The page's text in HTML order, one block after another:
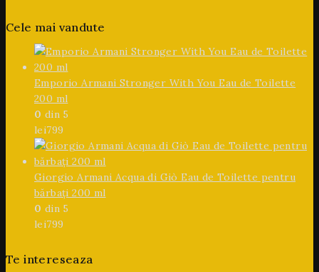
Cele mai vandute
Emporio Armani Stronger With You Eau de Toilette
200 ml
0 din 5
lei799
Giorgio Armani Acqua di Giò Eau de Toilette pentru
bărbați 200 ml
0 din 5
lei799
Te intereseaza